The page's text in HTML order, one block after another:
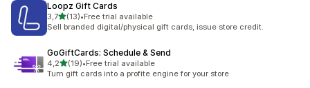
Loopz Gift Cards
3,7av 5 stjerner
(13)
Totalt 13 omtaler
•Free trial available
Sell branded digital/physical gift cards, issue store credit.
GoGiftCards: Schedule & Send
4,2av 5 stjerner
(19)
Totalt 19 omtaler
•Free trial available
Turn gift cards into a profite engine for your store